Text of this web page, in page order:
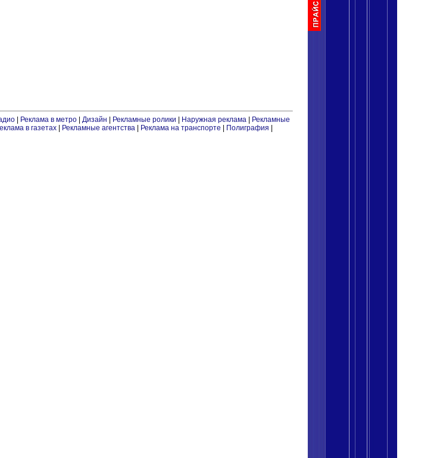
Реклама в метро Дизайн Рекламные ролики Наружная реклама
Рекламные
в газетах Рекламные агентства Реклама на транспорте Полиграфия